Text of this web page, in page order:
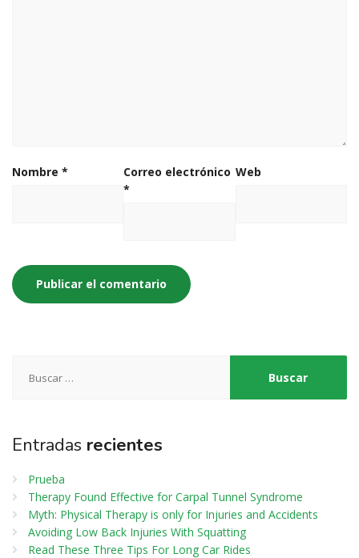
Nombre *
Correo electrónico
*
Web
Entradas recientes
Prueba
Therapy Found Effective for Carpal Tunnel Syndrome
Myth: Physical Therapy is only for Injuries and Accidents
Avoiding Low Back Injuries With Squatting
Read These Three Tips For Long Car Rides